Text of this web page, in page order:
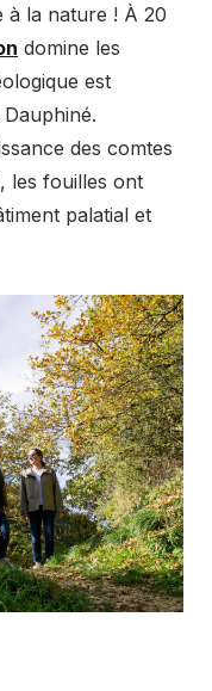
à la nature ! À 20
domine les
est
des comtes
les fouilles ont
palatial et